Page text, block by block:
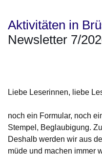
Aktivitäten in
Newsletter 7/
Liebe Leserinnen, liebe
noch ein Formular, noch
Stempel, Beglaubigung.
Deshalb werden wir aus
müde und machen immer